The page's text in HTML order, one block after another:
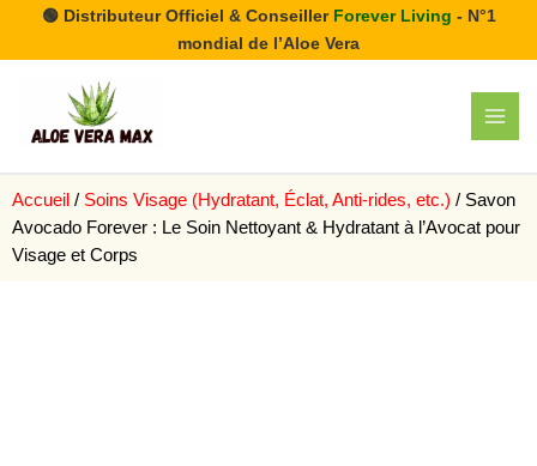
🟢 Distributeur Officiel & Conseiller Forever Living - N°1
mondial de l’Aloe Vera
Accueil / Soins Visage (Hydratant, Éclat, Anti-rides, etc.) / Savon
Avocado Forever : Le Soin Nettoyant & Hydratant à l’Avocat pour
Visage et Corps